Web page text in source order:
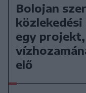
Bolojan
egy
elő